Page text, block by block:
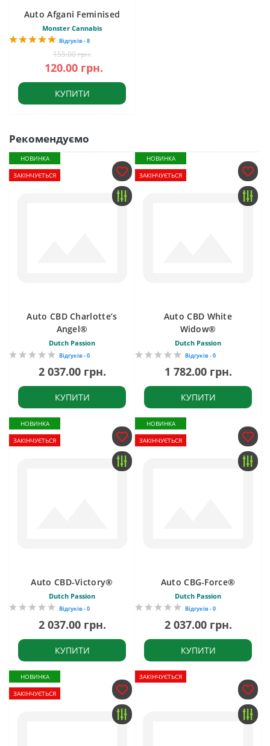
Auto Afgani Feminised
Monster Cannabis
Відгуків - 8
155.00 грн.
120.00 грн.
КУПИТИ
Рекомендуємо
НОВИНКА
ЗАКІНЧУЄТЬСЯ
Auto CBD Charlotte’s
Angel®
Dutch Passion
Відгуків - 0
2 037.00 грн.
КУПИТИ
НОВИНКА
ЗАКІНЧУЄТЬСЯ
Auto CBD White
Widow®
Dutch Passion
Відгуків - 0
1 782.00 грн.
КУПИТИ
НОВИНКА
ЗАКІНЧУЄТЬСЯ
Auto CBD-Victory®
Dutch Passion
Відгуків - 0
2 037.00 грн.
КУПИТИ
НОВИНКА
ЗАКІНЧУЄТЬСЯ
Auto CBG-Force®
Dutch Passion
Відгуків - 0
2 037.00 грн.
КУПИТИ
НОВИНКА
ЗАКІНЧУЄТЬСЯ
ЗАКІНЧУЄТЬСЯ